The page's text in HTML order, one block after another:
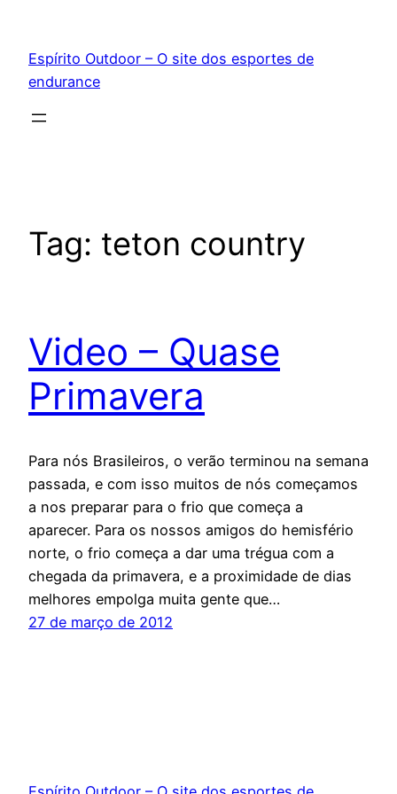
conteúdo
Espírito Outdoor – O site dos esportes de
endurance
Tag: teton country
Video – Quase
Primavera
Para nós Brasileiros, o verão terminou na semana
passada, e com isso muitos de nós começamos
a nos preparar para o frio que começa a
aparecer. Para os nossos amigos do hemisfério
norte, o frio começa a dar uma trégua com a
chegada da primavera, e a proximidade de dias
melhores empolga muita gente que…
27 de março de 2012